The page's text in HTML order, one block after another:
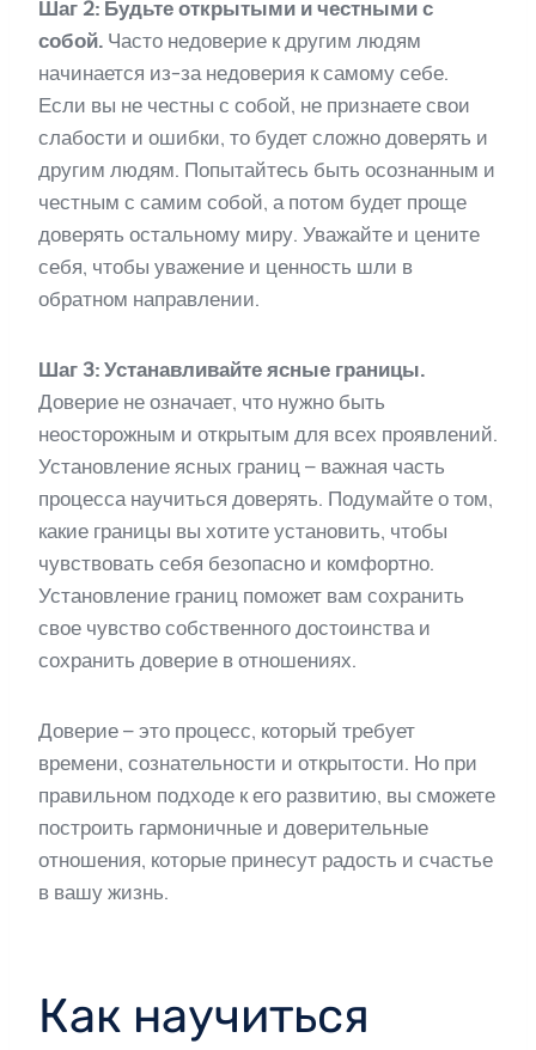
Шаг 2: Будьте открытыми и честными с
собой. Часто недоверие к другим людям
начинается из-за недоверия к самому себе.
Если вы не честны с собой, не признаете свои
слабости и ошибки, то будет сложно доверять и
другим людям. Попытайтесь быть осознанным и
честным с самим собой, а потом будет проще
доверять остальному миру. Уважайте и цените
себя, чтобы уважение и ценность шли в
обратном направлении.
Шаг 3: Устанавливайте ясные границы.
Доверие не означает, что нужно быть
неосторожным и открытым для всех проявлений.
Установление ясных границ – важная часть
процесса научиться доверять. Подумайте о том,
какие границы вы хотите установить, чтобы
чувствовать себя безопасно и комфортно.
Установление границ поможет вам сохранить
свое чувство собственного достоинства и
сохранить доверие в отношениях.
Доверие – это процесс, который требует
времени, сознательности и открытости. Но при
правильном подходе к его развитию, вы сможете
построить гармоничные и доверительные
отношения, которые принесут радость и счастье
в вашу жизнь.
Как научиться